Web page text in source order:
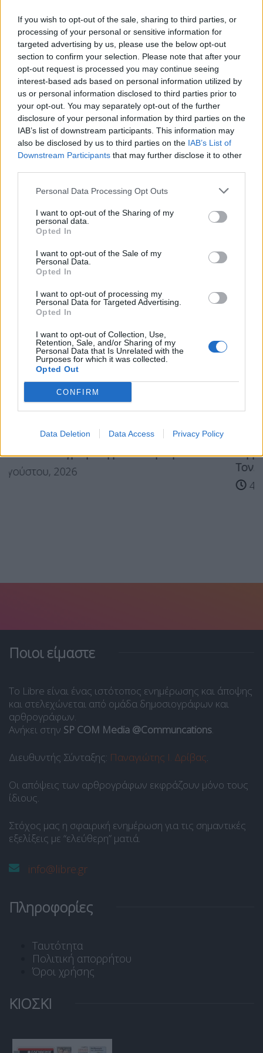
If you wish to opt-out of the sale, sharing to third parties, or
processing of your personal or sensitive information for
targeted advertising by us, please use the below opt-out
section to confirm your selection. Please note that after your
opt-out request is processed you may continue seeing
interest-based ads based on personal information utilized by
us or personal information disclosed to third parties prior to
your opt-out. You may separately opt-out of the further
disclosure of your personal information by third parties on the
IAB’s list of downstream participants. This information may
also be disclosed by us to third parties on the IAB’s List of
Downstream Participants that may further disclose it to other
Personal Data Processing Opt Outs
I want to opt-out of the Sharing of my
personal data.
Opted In
I want to opt-out of the Sale of my
Personal Data.
Opted In
I want to opt-out of processing my
Personal Data for Targeted Advertising.
Opted In
I want to opt-out of Collection, Use,
Retention, Sale, and/or Sharing of my
Personal Data that Is Unrelated with the
Purposes for which it was collected.
Opted Out
CONFIRM
Data Deletion Data Access Privacy Policy
Στη συνέχεια μεασθενοφόρο του ΕΚΑΒ
μεταφέρθηκε στοΓενικό Νοσοκομείο Σερρών
την κατάσταση της υγείας τηςνα μην εμπνέει
ανησυχία.Η 26χρονη συνελήφθη και θα οδηγηθεί
στον εισαγγελέα.
Facebook Share on X Bluesky
Email Copy Link
Tags: 23ΧΡΟΝΗ μαχαίρι
τραύμα
Σχετικά Άρθρα
ΙΧ με...
Σέρρες: Άγριο έγκλημα ο
Ποιοι είμαστε
Το Libre είναι ένας ιστότοπος ενημέρωσης και άποψης
και στελεχώνεται από ομάδα δημοσιογράφων και
αρθρογράφων.
Ανήκει στην SP COM Media @Communcations.
Διευθυντής Σύνταξης: Παναγιώτης Ι. Δρίβας.
Οι απόψεις των αρθρογράφων εκφράζουν μόνο τους
ίδιους.
Στόχος μας η σφαιρική ενημέρωση για τις σημαντικές
εξελίξεις με “ελεύθερη” ματιά.
info@libre.gr
Πληροφορίες
Ταυτότητα
Πολιτική απορρήτου
Όροι χρήσης
ΚΙΟΣΚΙ